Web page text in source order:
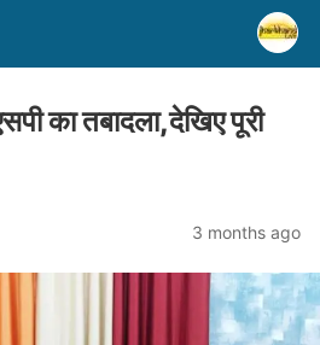
का तबादला,देखिए पूरी
3 months ago